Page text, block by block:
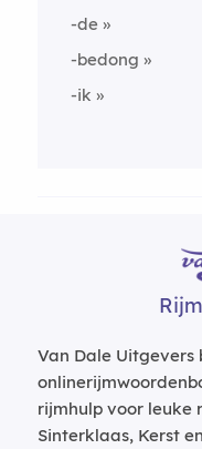
-de
-bedong
-ik
Van Dale
rijmhulp voor leuke
Sinterklaas, Kerst